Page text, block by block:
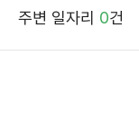
주변 일자리 0건